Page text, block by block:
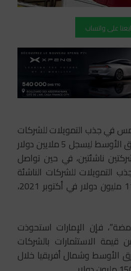
على واتساب
في جذب التمويلات للشركات
الناشئة في منطقة الشرق الأوسط ليسجل 5 ملايين دولار
2021، في شركتين ناشئتين، في حين تواصل
التمويلات للشركات الناشئة
في المنطقة لتسجل 112 مليون دولار في أكتوبر 2021،
فإن الإمارات استحوذت
يقارب 75% من قيمة الاستثمارات بالشركات
الأوسط وشمال أفريقيا خلال